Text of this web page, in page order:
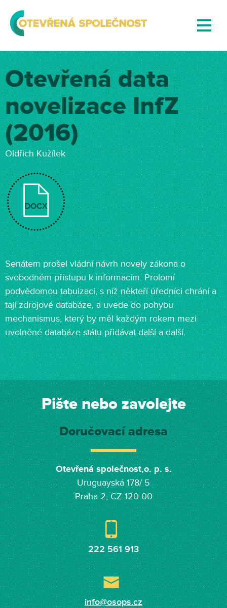
Otevřená data
novelizace InfZ
(2016)
Oldřich Kužílek
DOCX
Senátem prošel vládní návrh novely zákona o
svobodném přístupu k informacím. Prolomí
podvědomou tabuizaci, s níž někteří úředníci chrání a
tají zdrojové databáze, a uvede do pohybu
mechanismus, který by měl každým rokem mezi
uvolněné databáze státu přidávat další a další.
Pište nebo zavolejte
Doručovací adresa
Otevřená společnost,o. p. s.
Uruguayská 178/ 5
Praha 2, CZ-120 00
222 561 913
info@osops.cz